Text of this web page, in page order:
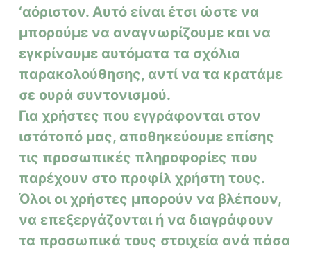
‘αόριστον. Αυτό είναι έτσι ώστε να
μπορούμε να αναγνωρίζουμε και να
εγκρίνουμε αυτόματα τα σχόλια
παρακολούθησης, αντί να τα κρατάμε
σε ουρά συντονισμού.
Για χρήστες που εγγράφονται στον
ιστότοπό μας, αποθηκεύουμε επίσης
τις προσωπικές πληροφορίες που
παρέχουν στο προφίλ χρήστη τους.
Όλοι οι χρήστες μπορούν να βλέπουν,
να επεξεργάζονται ή να διαγράφουν
τα προσωπικά τους στοιχεία ανά πάσα